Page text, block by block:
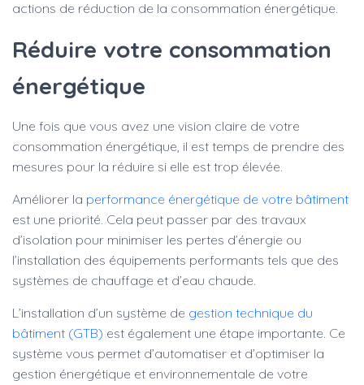
actions de réduction de la consommation énergétique.
Réduire votre consommation
énergétique
Une fois que vous avez une vision claire de votre
consommation énergétique, il est temps de prendre des
mesures pour la réduire si elle est trop élevée.
Améliorer la performance énergétique de votre bâtiment
est une priorité. Cela peut passer par des travaux
d’isolation pour minimiser les pertes d’énergie ou
l’installation des équipements performants tels que des
systèmes de chauffage et d’eau chaude.
L’installation d’un système de gestion technique du
bâtiment (GTB) est également une étape importante. Ce
système vous permet d’automatiser et d’optimiser la
gestion énergétique et environnementale de votre